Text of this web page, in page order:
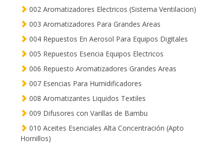
002 Aromatizadores Electricos (Sistema Ventilacion)
003 Aromatizadores Para Grandes Areas
004 Repuestos En Aerosol Para Equipos Digitales
005 Repuestos Esencia Equipos Electricos
006 Repuesto Aromatizadores Grandes Areas
007 Esencias Para Humidificadores
008 Aromatizantes Liquidos Textiles
009 Difusores con Varillas de Bambu
010 Aceites Esenciales Alta Concentración (Apto
Hornillos)